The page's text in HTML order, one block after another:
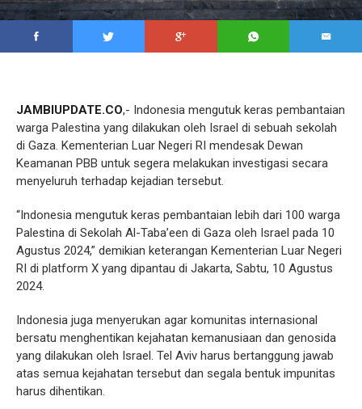
JAMBIUPDATE.CO,- Indonesia mengutuk keras pembantaian
warga Palestina yang dilakukan oleh Israel di sebuah sekolah
di Gaza. Kementerian Luar Negeri RI mendesak Dewan
Keamanan PBB untuk segera melakukan investigasi secara
menyeluruh terhadap kejadian tersebut.
“Indonesia mengutuk keras pembantaian lebih dari 100 warga
Palestina di Sekolah Al-Taba’een di Gaza oleh Israel pada 10
Agustus 2024,” demikian keterangan Kementerian Luar Negeri
RI di platform X yang dipantau di Jakarta, Sabtu, 10 Agustus
2024.
Indonesia juga menyerukan agar komunitas internasional
bersatu menghentikan kejahatan kemanusiaan dan genosida
yang dilakukan oleh Israel. Tel Aviv harus bertanggung jawab
atas semua kejahatan tersebut dan segala bentuk impunitas
harus dihentikan.